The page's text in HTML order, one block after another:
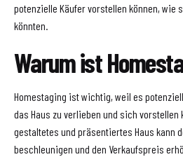
potenzielle Käufer vorstellen können, wie
könnten.
Warum ist
Homestaging ist wichtig, weil es
das Haus zu verlieben und sich vorstellen
gestaltetes und präsentiertes Haus kann
beschleunigen und den Verkaufspreis